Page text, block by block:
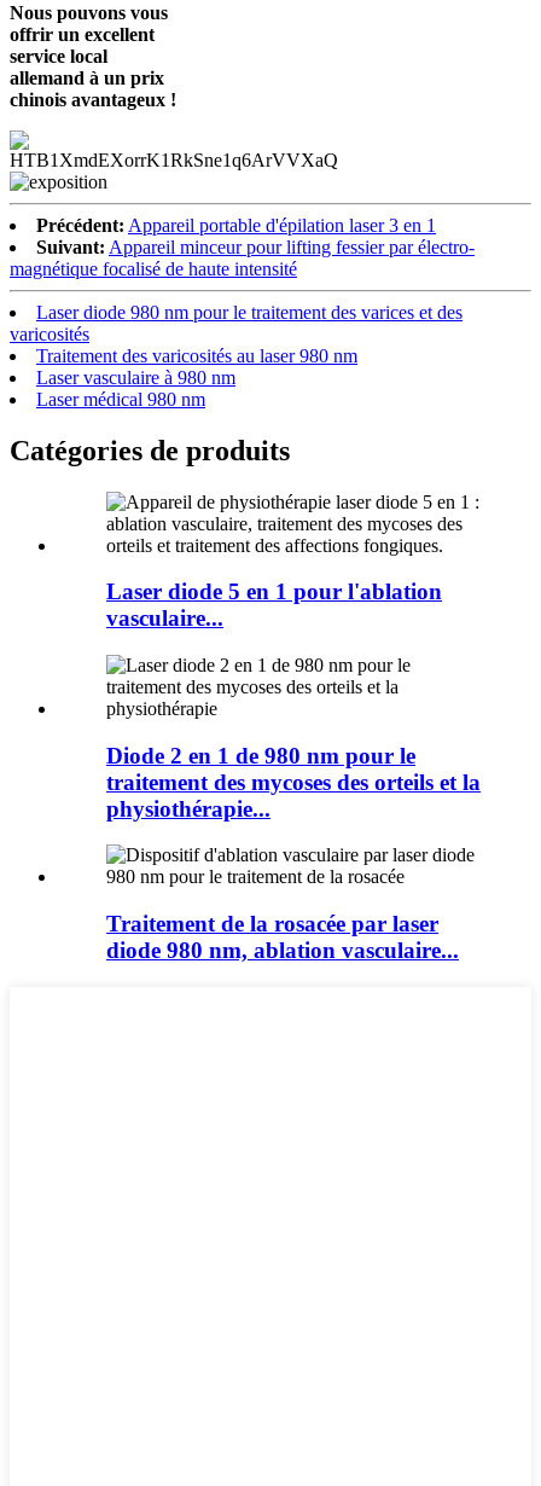
Nous pouvons vous
offrir un excellent
service local
allemand à un prix
chinois avantageux !
Précédent: Appareil portable d'épilation laser 3 en 1
Suivant: Appareil minceur pour lifting fessier par électro-
magnétique focalisé de haute intensité
Laser diode 980 nm pour le traitement des varices et des
varicosités
Traitement des varicosités au laser 980 nm
Laser vasculaire à 980 nm
Laser médical 980 nm
Catégories de produits
Laser diode 5 en 1 pour l'ablation
vasculaire...
Diode 2 en 1 de 980 nm pour le
traitement des mycoses des orteils et la
physiothérapie...
Traitement de la rosacée par laser
diode 980 nm, ablation vasculaire...